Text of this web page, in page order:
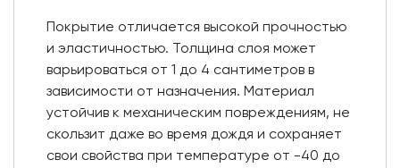
Покрытие отличается высокой прочностью
и эластичностью. Толщина слоя может
варьироваться от 1 до 4 сантиметров в
зависимости от назначения. Материал
устойчив к механическим повреждениям, не
скользит даже во время дождя и сохраняет
свои свойства при температуре от -40 до